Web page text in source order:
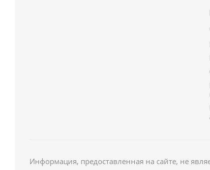
Информация, предоставленная на сайте, не